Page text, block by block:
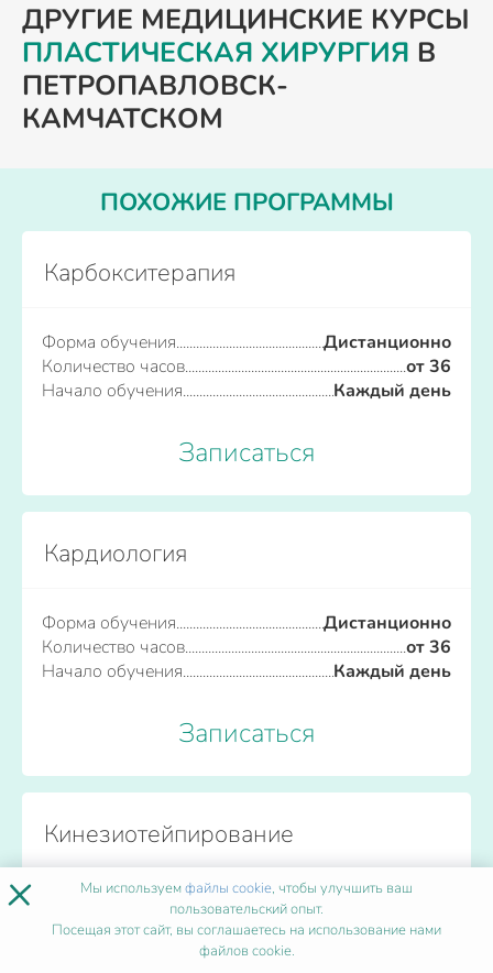
ДРУГИЕ МЕДИЦИНСКИЕ КУРСЫ
ПЛАСТИЧЕСКАЯ ХИРУРГИЯ В
ПЕТРОПАВЛОВСК-
КАМЧАТСКОМ
ПОХОЖИЕ ПРОГРАММЫ
Карбокситерапия
Форма обучения
Дистанционно
Количество часов
от 36
Начало обучения
Каждый день
Записаться
Кардиология
Форма обучения
Дистанционно
Количество часов
от 36
Начало обучения
Каждый день
Записаться
Кинезиотейпирование
Форма обучения
Дистанционно
Количество часов
от 36
× Мы используемфайлы cookie, чтобы улучшить ваш
пользовательский опыт.
Посещая этот сайт, вы соглашаетесь на использование нами
файлов cookie.